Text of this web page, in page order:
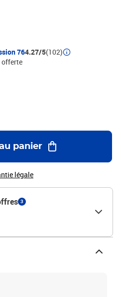
764.27/5(102)
panier
légale
3